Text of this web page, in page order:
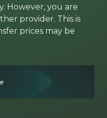
However, you are
provider. This is
prices may be